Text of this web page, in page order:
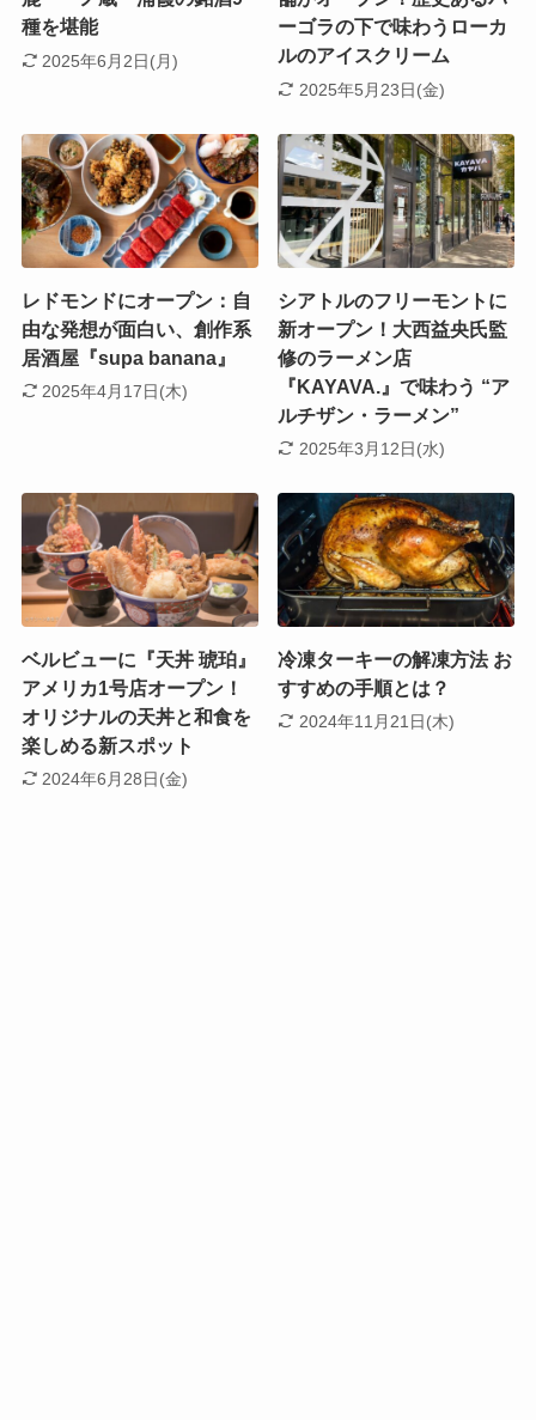
種を堪能
2025年6月2日(月)
ーゴラの下で味わうローカ
ルのアイスクリーム
2025年5月23日(金)
レドモンドにオープン：自
由な発想が面白い、創作系
居酒屋『supa banana』
2025年4月17日(木)
シアトルのフリーモントに
新オープン！大西益央氏監
修のラーメン店
『KAYAVA.』で味わう “ア
ルチザン・ラーメン”
2025年3月12日(水)
ベルビューに『天丼 琥珀』
アメリカ1号店オープン！
オリジナルの天丼と和食を
楽しめる新スポット
2024年6月28日(金)
冷凍ターキーの解凍方法 お
すすめの手順とは？
2024年11月21日(木)